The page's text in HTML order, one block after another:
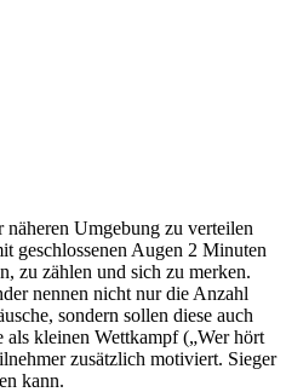
Umgebung zu verteilen
geschlossenen Augen 2 Minuten
zu zählen und sich zu merken.
nennen nicht nur die Anzahl
sondern sollen diese auch
als kleinen Wettkampf („Wer hört
zusätzlich motiviert. Sieger
kann.